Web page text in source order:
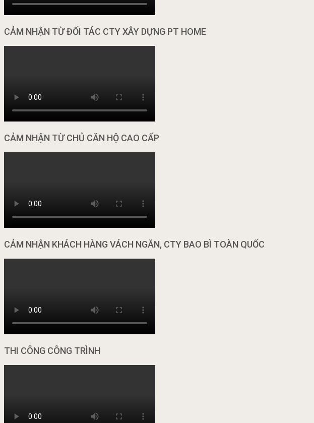
CẢM NHẬN TỪ ĐỐI TÁC CTY XÂY DỰNG PT HOME
CẢM NHẬN TỪ CHỦ CĂN HỘ CAO CẤP
CẢM NHẬN KHÁCH HÀNG VÁCH NGĂN, CTY BAO BÌ TOÀN QUỐC
THI CÔNG CÔNG TRÌNH